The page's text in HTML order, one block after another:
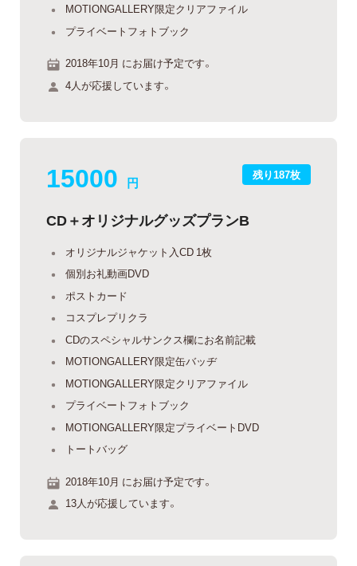
MOTIONGALLERY限定クリアファイル
プライベートフォトブック
2018年10月 にお届け予定です。
4人が応援しています。
残り187枚
15000 円
CD＋オリジナルグッズプランB
オリジナルジャケット入CD 1枚
個別お礼動画DVD
ポストカード
コスプレプリクラ
CDのスペシャルサンクス欄にお名前記載
MOTIONGALLERY限定缶バッヂ
MOTIONGALLERY限定クリアファイル
プライベートフォトブック
MOTIONGALLERY限定プライベートDVD
トートバッグ
2018年10月 にお届け予定です。
13人が応援しています。